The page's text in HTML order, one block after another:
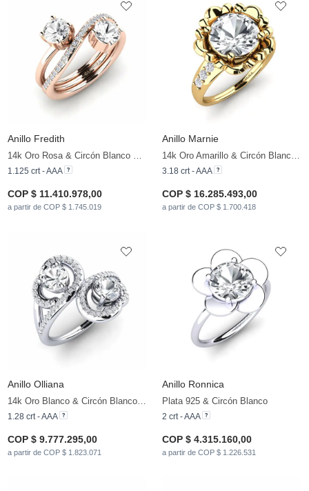
Anillo Fredith
14k Oro Rosa & Circón Blanco & Diamante
1.125 crt - AAA
COP $ 11.410.978,00
a partir de COP $ 1.745.019
Anillo Marnie
14k Oro Amarillo & Circón Blanco & Circonita
3.18 crt - AAA
COP $ 16.285.493,00
a partir de COP $ 1.700.418
Anillo Olliana
14k Oro Blanco & Circón Blanco & Circonita
1.28 crt - AAA
COP $ 9.777.295,00
a partir de COP $ 1.823.071
Anillo Ronnica
Plata 925 & Circón Blanco
2 crt - AAA
COP $ 4.315.160,00
a partir de COP $ 1.226.531